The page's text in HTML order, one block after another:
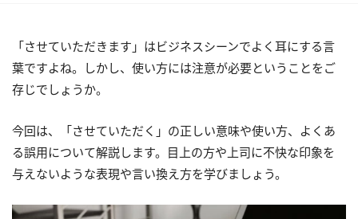
「させていただきます」はビジネスシーンでよく耳にする言
葉ですよね。しかし、使い方には注意が必要ということをご
存じでしょうか。
今回は、「させていただく」の正しい意味や使い方、よくあ
る誤用について解説します。目上の方や上司に不快な印象を
与えないような表現や言い換え方を学びましょう。